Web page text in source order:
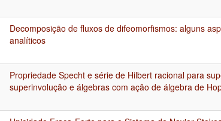
Decomposição de fluxos de difeomorfismos: alguns
analíticos
Propriedade Specht e série de Hilbert racional para
superinvolução e álgebras com ação de álgebra de